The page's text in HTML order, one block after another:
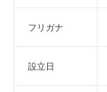
フリガナ
設立日